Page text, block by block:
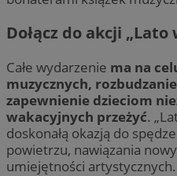
Dołącz do akcji
Całe wydarzenie ma na
muzycznych,
zapewnienie dzieciom
wakacyjnych przeżyć.
doskonałą okazją do
powietrzu, nawiązania
umiejętności artystycznych.